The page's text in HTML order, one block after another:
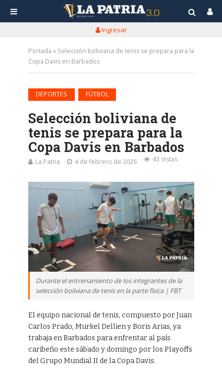
Ingresar
Portada » Selección boliviana de tenis se prepara para la
Copa Davis en Barbados
DEPORTES FÚTBOL
Selección boliviana de
tenis se prepara para la
Copa Davis en Barbados
La Patria 4 de febrero de 2026 43 Vistas
Durante el entrenamiento de los integrantes de la
selección boliviana de tenis en la parte física | FBT
El equipo nacional de tenis, compuesto por Juan
Carlos Prado, Murkel Dellien y Boris Arias, ya
trabaja en Barbados para enfrentar al país
caribeño este sábado y domingo por los Playoffs
del Grupo Mundial II de la Copa Davis.